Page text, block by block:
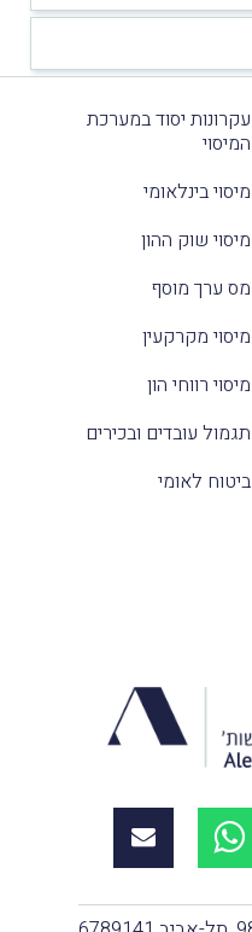
עקרונות יסוד במערכת
המיסוי
מיסוי בינלאומי
מיסוי שוק ההון
מס ערך מוסף
מיסוי מקרקעין
מיסוי רווחי הון
תגמול עובדים ובכירים
ביטוח לאומי